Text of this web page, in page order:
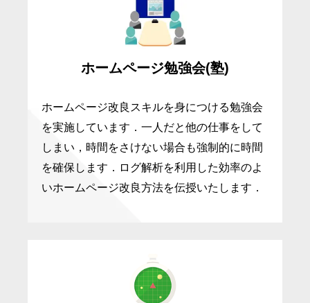
ホームページ勉強会(塾)
ホームページ改良スキルを身につける勉強会
を実施しています．一人だと他の仕事をして
しまい，時間をさけない場合も強制的に時間
を確保します．ログ解析を利用した効率のよ
いホームページ改良方法を伝授いたします．